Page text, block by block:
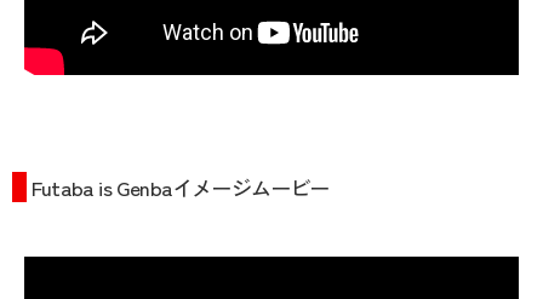
Futaba is Genbaイメージムービー